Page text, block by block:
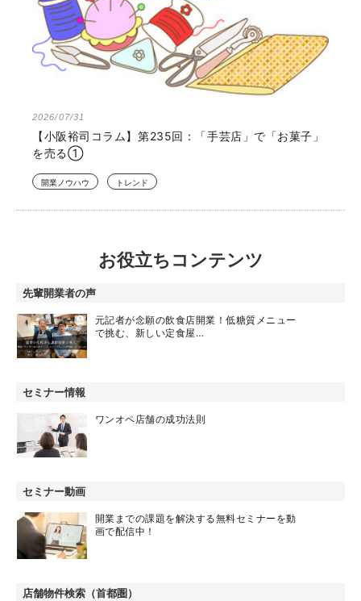
2026/07/31
【小阪裕司コラム】第235回：「手芸店」で「お菓子」
を売る①
開業ノウハウ トレンド
お役立ちコンテンツ
先輩開業者の声
元記者が念願の飲食店開業！低糖質メニュー
で挑む、新しい定食屋…
セミナー情報
ワンオペ店舗の成功法則
セミナー動画
開業までの課題を解決する無料セミナーを動
画で配信中！
店舗物件検索（首都圏）